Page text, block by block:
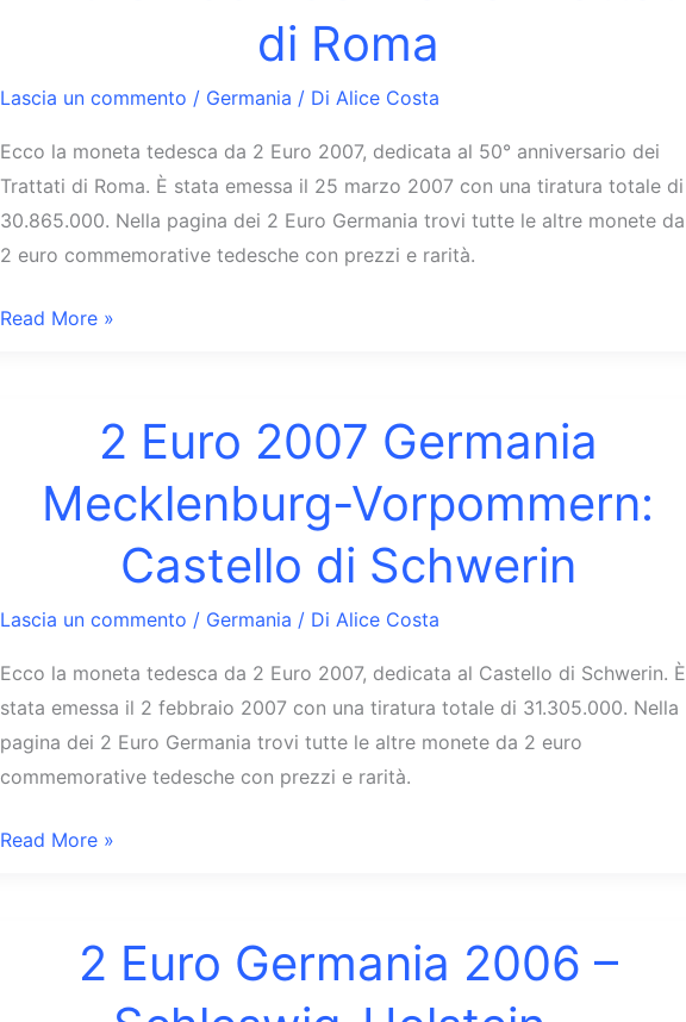
Michele
di Roma
Lascia un commento / Germania / Di Alice Costa
Ecco la moneta tedesca da 2 Euro 2007, dedicata al 50° anniversario dei
Trattati di Roma. È stata emessa il 25 marzo 2007 con una tiratura totale di
30.865.000. Nella pagina dei 2 Euro Germania trovi tutte le altre monete da
2 euro commemorative tedesche con prezzi e rarità.
2
Roma
Read More »
2 Euro 2007 Germania
Mecklenburg-Vorpommern:
Castello di Schwerin
Lascia un commento / Germania / Di Alice Costa
Ecco la moneta tedesca da 2 Euro 2007, dedicata al Castello di Schwerin. È
stata emessa il 2 febbraio 2007 con una tiratura totale di 31.305.000. Nella
pagina dei 2 Euro Germania trovi tutte le altre monete da 2 euro
commemorative tedesche con prezzi e rarità.
2
Mecklenburg-
Vorpommern:
Read More »
2 Euro Germania 2006 –